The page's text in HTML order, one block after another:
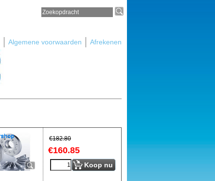
Algemene voorwaarden Afrekenen
€182.80
€160.85
Koop nu